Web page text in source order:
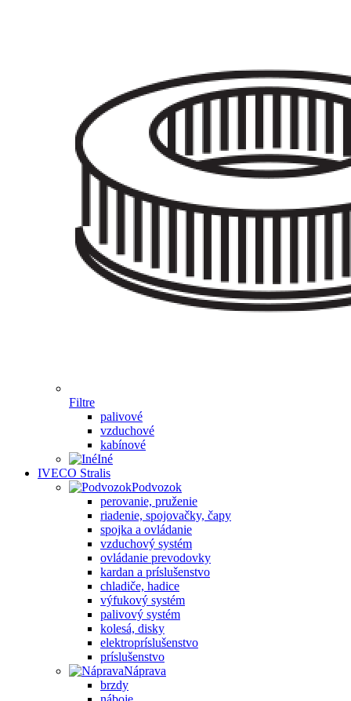
Filtre
palivové
vzduchové
kabínové
Iné
IVECO Stralis
Podvozok
perovanie, pruženie
riadenie, spojovačky, čapy
spojka a ovládanie
vzduchový systém
ovládanie prevodovky
kardan a príslušenstvo
chladiče, hadice
výfukový systém
palivový systém
kolesá, disky
elektropríslušenstvo
príslušenstvo
Náprava
brzdy